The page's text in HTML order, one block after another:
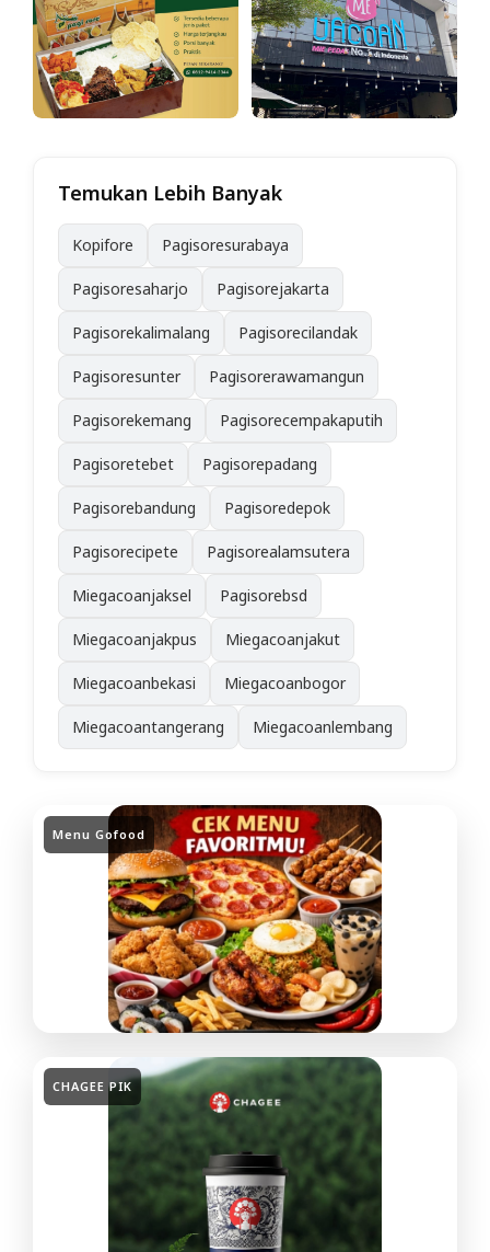
Temukan Lebih Banyak
Kopifore Pagisoresurabaya
Pagisoresaharjo Pagisorejakarta
Pagisorekalimalang Pagisorecilandak
Pagisoresunter Pagisorerawamangun
Pagisorekemang Pagisorecempakaputih
Pagisoretebet Pagisorepadang
Pagisorebandung Pagisoredepok
Pagisorecipete Pagisorealamsutera
Miegacoanjaksel Pagisorebsd
Miegacoanjakpus Miegacoanjakut
Miegacoanbekasi Miegacoanbogor
Miegacoantangerang Miegacoanlembang
Menu Gofood
CHAGEE PIK